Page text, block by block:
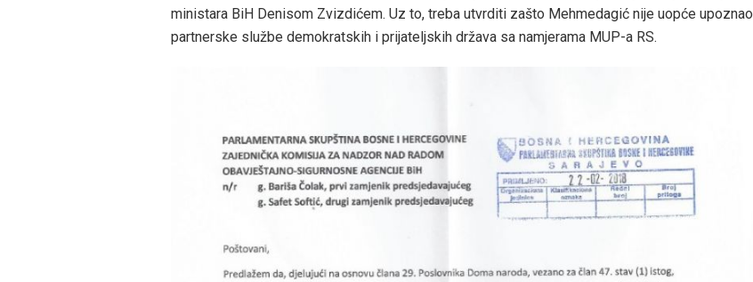
ministara BiH Denisom Zvizdićem. Uz to, treba utvrditi zašto Mehmedagić nije uopće upoznao
partnerske službe demokratskih i prijateljskih država sa namjerama MUP-a RS.